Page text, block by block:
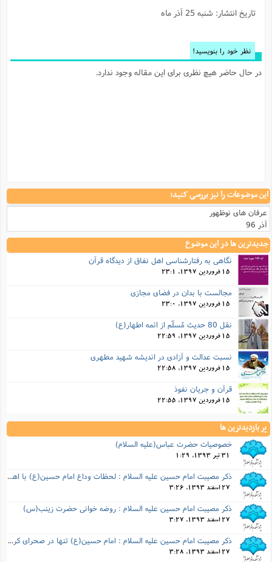
تاريخ انتشار: شنبه 25 آذر ماه
نظر خود را بنویسید!
در حال حاضر هیچ نظری برای این مقاله وجود ندارد.
این موضوعات را نیز بررسی کنید:
عرفان های نوظهور
آذر 96
جدیدترین ها در این موضوع
نگاهی به رفتارشناسی اهل نفاق از دیدگاه قرآن
15 فروردین 1397, 23:1
مجالست با بدان در فضای مجازی
15 فروردین 1397, 23:0
نقل 80 حدیث مُسلّم از ائمه اطهار(ع)
15 فروردین 1397, 22:59
نسبت عدالت و آزادی در انديشه شهيد مطهری
15 فروردین 1397, 22:58
قرآن و جریان نفوذ
15 فروردین 1397, 22:55
پر بازدیدترین ها
خصوصيات حضرت عباس(عليه السلام)
31 تیر 1393, 1:29
ذكر مصیبت امام حسین علیه السلام : لحظات وداع امام حسین(ع) با اهل بیت خود
27 اسفند 1393, 3:26
ذكر مصیبت امام حسین علیه السلام : روضه خوانی حضرت زینب(س)
27 اسفند 1393, 3:27
ذكر مصیبت امام حسین علیه السلام : امام حسین(ع) تنها در صحرای کربلا
27 اسفند 1393, 3:28